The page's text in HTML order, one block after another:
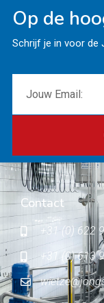
Op de
Schrijf je in voor de
Contact
+31 (0) 622
+31 (0) 613